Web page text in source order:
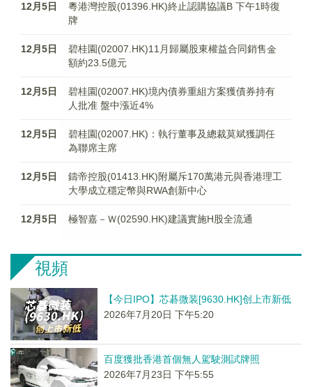
12月5日
粵港灣控股(01396.HK)終止認購協議B 下午1時復
牌
12月5日
碧桂園(02007.HK)11月歸屬股東權益合同銷售金
額約23.5億元
12月5日
碧桂園(02007.HK)境內債券重組方案獲債券持有
人批准 盤中漲近4%
12月5日
碧桂園(02007.HK)：執行董事及總裁莫斌獲調任
為聯席主席
12月5日
鑄帝控股(01413.HK)附屬斥170萬港元與香港理工
大學成立穩定幣與RWA創新中心
12月5日 極智嘉－Ｗ(02590.HK)建議實施H股全流通
視頻
【今日IPO】芯碁微装[9630.HK]创上市新低
2026年7月20日 下午5:20
百度獲批香港首個無人駕駛測試牌照
2026年7月23日 下午5:55